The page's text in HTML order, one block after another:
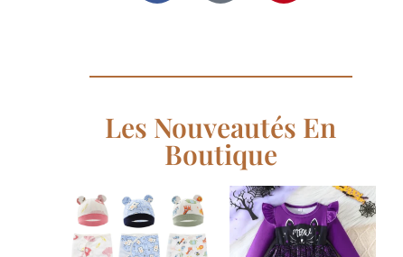
Les Nouveautés En
Boutique
Ajouter
à la
Ajouter
à la